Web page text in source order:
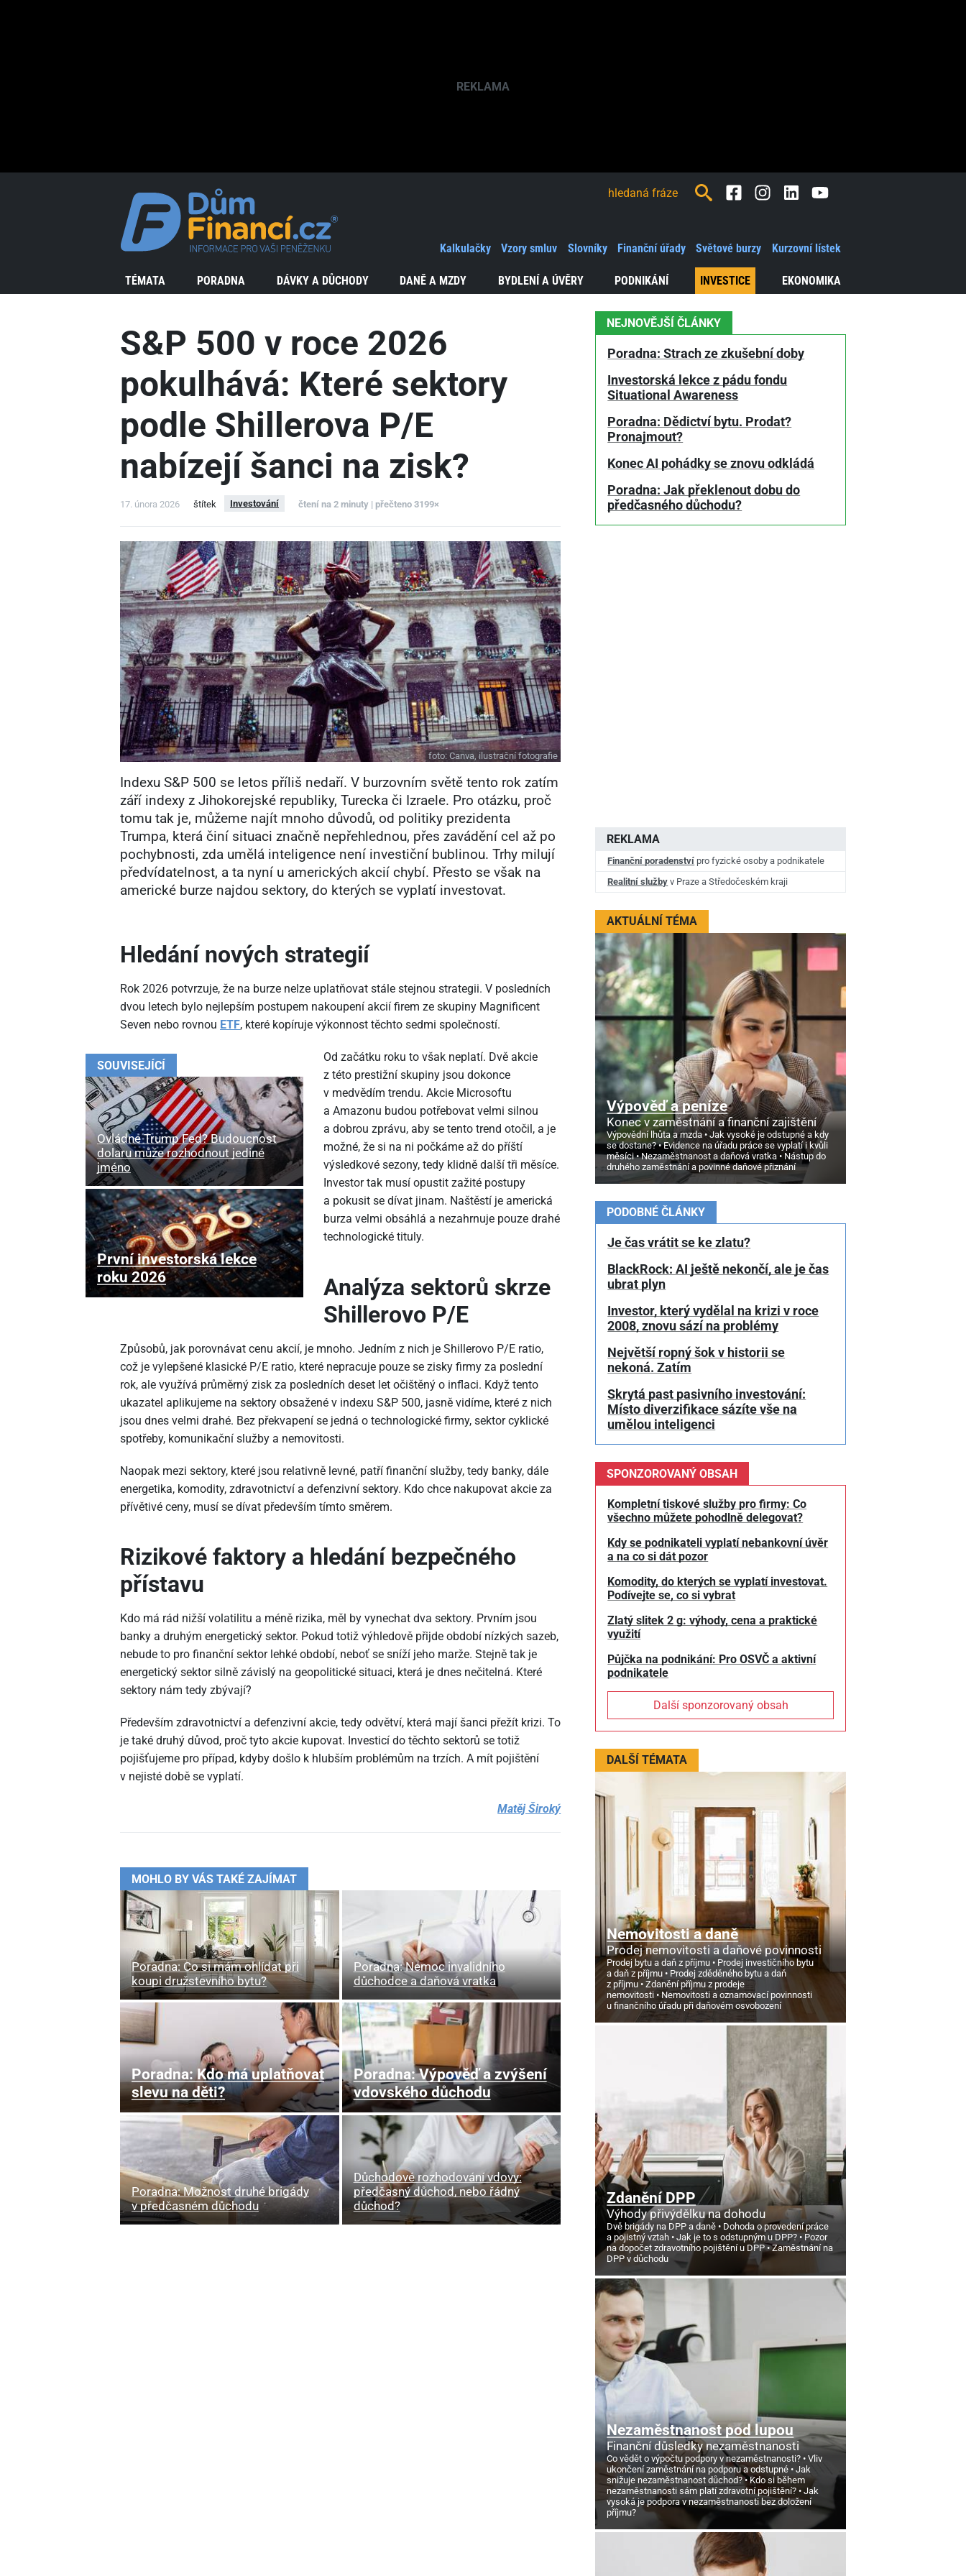
TÉMATA PORADNA DÁVKY A DŮCHODY DANĚ A MZDY BYDLENÍ A ÚVĚRY PODNIKÁNÍ INVESTICE EKONOMIKA
Kalkulačky Vzory smluv Slovníky Finanční úřady Světové burzy Kurzovní lístek
FacebookInstagramLinkedInYoutube
S&P 500 v roce 2026
pokulhává: Které sektory
podle Shillerova P/E
nabízejí šanci na zisk?
17. února 2026 štítek Investování čtení na 2 minuty | přečteno 3199×
foto:Canva, ilustrační fotografie
Indexu S&P 500 se letos příliš nedaří. V burzovním světě tento rok zatím
září indexy z Jihokorejské republiky, Turecka či Izraele. Pro otázku, proč
tomu tak je, můžeme najít mnoho důvodů, od politiky prezidenta
Trumpa, která činí situaci značně nepřehlednou, přes zavádění cel až po
pochybnosti, zda umělá inteligence není investiční bublinou. Trhy milují
předvídatelnost, a ta nyní u amerických akcií chybí. Přesto se však na
americké burze najdou sektory, do kterých se vyplatí investovat.
Hledání nových strategií
Rok 2026 potvrzuje, že na burze nelze uplatňovat stále stejnou strategii. V posledních
dvou letech bylo nejlepším postupem nakoupení akcií firem ze skupiny Magnificent
Seven nebo rovnou ETF, které kopíruje výkonnost těchto sedmi společností.
SOUVISEJÍCÍ
Ovládne Trump Fed? Budoucnost
dolaru může rozhodnout jediné
jméno
První investorská lekce
roku 2026
Od začátku roku to však neplatí. Dvě akcie
z této prestižní skupiny jsou dokonce
v medvědím trendu. Akcie Microsoftu
a Amazonu budou potřebovat velmi silnou
a dobrou zprávu, aby se tento trend otočil, a je
možné, že si na ni počkáme až do příští
výsledkové sezony, tedy klidně další tři měsíce.
Investor tak musí opustit zažité postupy
a pokusit se dívat jinam. Naštěstí je americká
burza velmi obsáhlá a nezahrnuje pouze drahé
technologické tituly.
Analýza sektorů skrze
Shillerovo P/E
Způsobů, jak porovnávat cenu akcií, je mnoho. Jedním z nich je Shillerovo P/E ratio,
což je vylepšené klasické P/E ratio, které nepracuje pouze se zisky firmy za poslední
rok, ale využívá průměrný zisk za posledních deset let očištěný o inflaci. Když tento
ukazatel aplikujeme na sektory obsažené v indexu S&P 500, jasně vidíme, které z nich
jsou dnes velmi drahé. Bez překvapení se jedná o technologické firmy, sektor cyklické
spotřeby, komunikační služby a nemovitosti.
Naopak mezi sektory, které jsou relativně levné, patří finanční služby, tedy banky, dále
energetika, komodity, zdravotnictví a defenzivní sektory. Kdo chce nakupovat akcie za
přívětivé ceny, musí se dívat především tímto směrem.
Rizikové faktory a hledání bezpečného
přístavu
Kdo má rád nižší volatilitu a méně rizika, měl by vynechat dva sektory. Prvním jsou
banky a druhým energetický sektor. Pokud totiž výhledově přijde období nízkých sazeb,
nebude to pro finanční sektor lehké období, neboť se sníží jeho marže. Stejně tak je
energetický sektor silně závislý na geopolitické situaci, která je dnes nečitelná. Které
sektory nám tedy zbývají?
Především zdravotnictví a defenzivní akcie, tedy odvětví, která mají šanci přežít krizi. To
je také druhý důvod, proč tyto akcie kupovat. Investicí do těchto sektorů se totiž
pojišťujeme pro případ, kdyby došlo k hlubším problémům na trzích. A mít pojištění
v nejisté době se vyplatí.
Matěj Široký
MOHLO BY VÁS TAKÉ ZAJÍMAT
Poradna: Co si mám ohlídat při
koupi družstevního bytu?
Poradna: Nemoc invalidního
důchodce a daňová vratka
Poradna: Kdo má uplatňovat
slevu na děti?
Poradna: Výpověď a zvýšení
vdovského důchodu
Poradna: Možnost druhé brigády
v předčasném důchodu
Důchodové rozhodování vdovy:
předčasný důchod, nebo řádný
důchod?
REKLAMA
Finanční poradenství pro fyzické osoby a podnikatele
Realitní služby v Praze a Středočeském kraji
NEJNOVĚJŠÍ ČLÁNKY
Poradna: Strach ze zkušební doby
Investorská lekce z pádu fondu
Situational Awareness
Poradna: Dědictví bytu. Prodat?
Pronajmout?
Konec AI pohádky se znovu odkládá
Poradna: Jak překlenout dobu do
předčasného důchodu?
AKTUÁLNÍ TÉMA
Výpověď a peníze
Konec v zaměstnání a finanční zajištění
Výpovědní lhůta a mzda
Jak vysoké je odstupné a kdy
se dostane?
Evidence na úřadu práce se vyplatí i kvůli
měsíci
Nezaměstnanost a daňová vratka
Nástup do
druhého zaměstnání a povinné daňové přiznání
PODOBNÉ ČLÁNKY
Je čas vrátit se ke zlatu?
BlackRock: AI ještě nekončí, ale je čas
ubrat plyn
Investor, který vydělal na krizi v roce
2008, znovu sází na problémy
Největší ropný šok v historii se
nekoná. Zatím
Skrytá past pasivního investování:
Místo diverzifikace sázíte vše na
umělou inteligenci
SPONZOROVANÝ OBSAH
Kompletní tiskové služby pro firmy: Co
všechno můžete pohodlně delegovat?
Kdy se podnikateli vyplatí nebankovní úvěr
a na co si dát pozor
Komodity, do kterých se vyplatí investovat.
Podívejte se, co si vybrat
Zlatý slitek 2 g: výhody, cena a praktické
využití
Půjčka na podnikání: Pro OSVČ a aktivní
podnikatele
Další sponzorovaný obsah
DALŠÍ TÉMATA
Nemovitosti a daně
Prodej nemovitosti a daňové povinnosti
Prodej bytu a daň z příjmu
Prodej investičního bytu
a daň z příjmu
Prodej zděděného bytu a daň
z příjmu
Zdanění příjmu z prodeje
nemovitosti
Nemovitosti a oznamovací povinnosti
u finančního úřadu při daňovém osvobození
Zdanění DPP
Výhody přivýdělku na dohodu
Dvě brigády na DPP a daně
Dohoda o provedení práce
a pojistný vztah
Jak je to s odstupným u DPP?
Pozor
na dopočet zdravotního pojištění u DPP
Zaměstnání na
DPP v důchodu
Nezaměstnanost pod lupou
Finanční důsledky nezaměstnanosti
Co vědět o výpočtu podpory v nezaměstnanosti?
Vliv
ukončení zaměstnání na podporu a odstupné
Jak
snižuje nezaměstnanost důchod?
Kdo si během
nezaměstnanosti sám platí zdravotní pojištění?
Jak
vysoká je podpora v nezaměstnanosti bez doložení
příjmu?